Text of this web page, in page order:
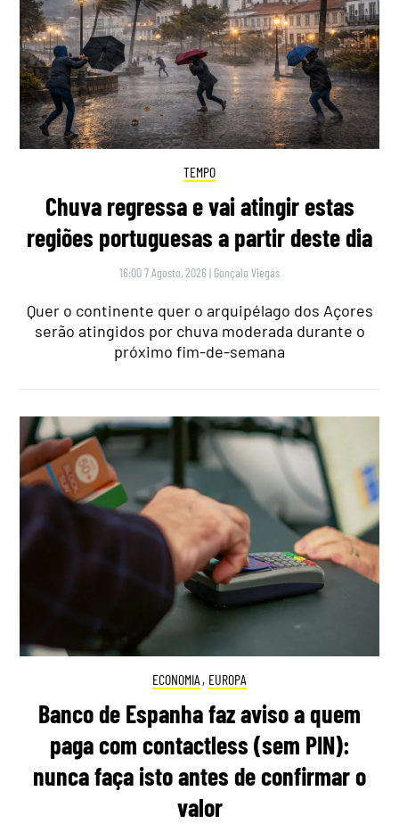
TEMPO
Chuva regressa e vai atingir estas
regiões portuguesas a partir deste dia
16:00 7 Agosto, 2026 | Gonçalo Viegas
Quer o continente quer o arquipélago dos Açores
serão atingidos por chuva moderada durante o
próximo fim-de-semana
ECONOMIA , EUROPA
Banco de Espanha faz aviso a quem
paga com contactless (sem PIN):
nunca faça isto antes de confirmar o
valor